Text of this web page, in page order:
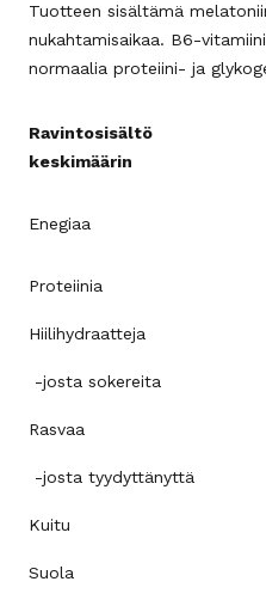
Tuotteen sisältämä
nukahtamisaikaa. B6-
normaalia proteiini- ja
Ravintosisältö
keskimäärin
Enegiaa
Proteiinia
Hiilihydraatteja
-josta sokereita
Rasvaa
-josta tyydyttänyttä
Kuitu
Suola